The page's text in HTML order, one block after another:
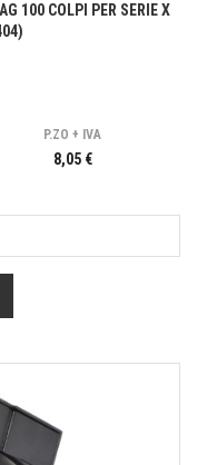
100 COLPI PER SERIE X
P.ZO + IVA
8,05 €